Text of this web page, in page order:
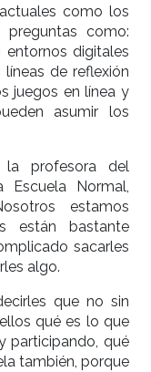
como los
como:
digitales
de reflexión
juegos en línea y
asumir los
la profesora del
Escuela Normal,
estamos
están bastante
sacarles
algo.
que no sin
qué es lo que
participando, qué
también, porque